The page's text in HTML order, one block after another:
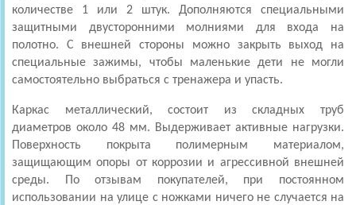
количестве 1 или 2 штук. Дополняются специальными
защитными двусторонними молниями для входа на
полотно. С внешней стороны можно закрыть выход на
специальные зажимы, чтобы маленькие дети не могли
самостоятельно выбраться с тренажера и упасть.
Каркас металлический, состоит из складных труб
диаметров около 48 мм. Выдерживает активные нагрузки.
Поверхность покрыта полимерным материалом,
защищающим опоры от коррозии и агрессивной внешней
среды. По отзывам покупателей, при постоянном
использовании на улице с ножками ничего не случается на